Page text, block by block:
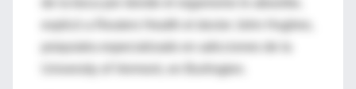
de la boca por donde el organismo lo absorbe,
explicó a Reuters Health el doctor John Hughes,
psiquiatra especializado en adicciones de la
University of Vermont, en Burlington.